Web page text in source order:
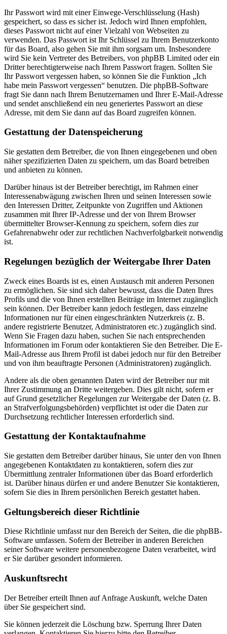
Ihr Passwort wird mit einer Einwege-Verschlüsselung (Hash)
gespeichert, so dass es sicher ist. Jedoch wird Ihnen empfohlen,
dieses Passwort nicht auf einer Vielzahl von Webseiten zu
verwenden. Das Passwort ist Ihr Schlüssel zu Ihrem Benutzerkonto
für das Board, also gehen Sie mit ihm sorgsam um. Insbesondere
wird Sie kein Vertreter des Betreibers, von phpBB Limited oder ein
Dritter berechtigterweise nach Ihrem Passwort fragen. Sollten Sie
Ihr Passwort vergessen haben, so können Sie die Funktion „Ich
habe mein Passwort vergessen“ benutzen. Die phpBB-Software
fragt Sie dann nach Ihrem Benutzernamen und Ihrer E-Mail-Adresse
und sendet anschließend ein neu generiertes Passwort an diese
Adresse, mit dem Sie dann auf das Board zugreifen können.
Gestattung der Datenspeicherung
Sie gestatten dem Betreiber, die von Ihnen eingegebenen und oben
näher spezifizierten Daten zu speichern, um das Board betreiben
und anbieten zu können.
Darüber hinaus ist der Betreiber berechtigt, im Rahmen einer
Interessenabwägung zwischen Ihren und seinen Interessen sowie
den Interessen Dritter, Zeitpunkte von Zugriffen und Aktionen
zusammen mit Ihrer IP-Adresse und der von Ihrem Browser
übermittelter Browser-Kennung zu speichern, sofern dies zur
Gefahrenabwehr oder zur rechtlichen Nachverfolgbarkeit notwendig
ist.
Regelungen bezüglich der Weitergabe Ihrer Daten
Zweck eines Boards ist es, einen Austausch mit anderen Personen
zu ermöglichen. Sie sind sich daher bewusst, dass die Daten Ihres
Profils und die von Ihnen erstellten Beiträge im Internet zugänglich
sein können. Der Betreiber kann jedoch festlegen, dass einzelne
Informationen nur für einen eingeschränkten Nutzerkreis (z. B.
andere registrierte Benutzer, Administratoren etc.) zugänglich sind.
Wenn Sie Fragen dazu haben, suchen Sie nach entsprechenden
Informationen im Forum oder kontaktieren Sie den Betreiber. Die E-
Mail-Adresse aus Ihrem Profil ist dabei jedoch nur für den Betreiber
und von ihm beauftragte Personen (Administratoren) zugänglich.
Andere als die oben genannten Daten wird der Betreiber nur mit
Ihrer Zustimmung an Dritte weitergeben. Dies gilt nicht, sofern er
auf Grund gesetzlicher Regelungen zur Weitergabe der Daten (z. B.
an Strafverfolgungsbehörden) verpflichtet ist oder die Daten zur
Durchsetzung rechtlicher Interessen erforderlich sind.
Gestattung der Kontaktaufnahme
Sie gestatten dem Betreiber darüber hinaus, Sie unter den von Ihnen
angegebenen Kontaktdaten zu kontaktieren, sofern dies zur
Übermittlung zentraler Informationen über das Board erforderlich
ist. Darüber hinaus dürfen er und andere Benutzer Sie kontaktieren,
sofern Sie dies in Ihrem persönlichen Bereich gestattet haben.
Geltungsbereich dieser Richtlinie
Diese Richtlinie umfasst nur den Bereich der Seiten, die die phpBB-
Software umfassen. Sofern der Betreiber in anderen Bereichen
seiner Software weitere personenbezogene Daten verarbeitet, wird
er Sie darüber gesondert informieren.
Auskunftsrecht
Der Betreiber erteilt Ihnen auf Anfrage Auskunft, welche Daten
über Sie gespeichert sind.
Sie können jederzeit die Löschung bzw. Sperrung Ihrer Daten